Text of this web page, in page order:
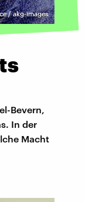
/ akg-images
Bevern,
In der
Macht